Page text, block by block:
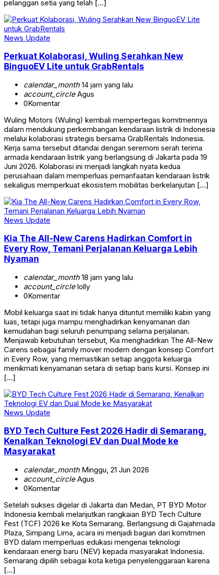
pelanggan setia yang telah […]
News Update
Perkuat Kolaborasi, Wuling Serahkan New
BinguoEV Lite untuk GrabRentals
calendar_month14 jam yang lalu
account_circleAgus
0Komentar
Wuling Motors (Wuling) kembali mempertegas komitmennya
dalam mendukung perkembangan kendaraan listrik di Indonesia
melalui kolaborasi strategis bersama GrabRentals Indonesia.
Kerja sama tersebut ditandai dengan seremoni serah terima
armada kendaraan listrik yang berlangsung di Jakarta pada 19
Juni 2026. Kolaborasi ini menjadi langkah nyata kedua
perusahaan dalam memperluas pemanfaatan kendaraan listrik
sekaligus memperkuat ekosistem mobilitas berkelanjutan […]
News Update
Kia The All-New Carens Hadirkan Comfort in
Every Row, Temani Perjalanan Keluarga Lebih
Nyaman
calendar_month18 jam yang lalu
account_circlelolly
0Komentar
Mobil keluarga saat ini tidak hanya dituntut memiliki kabin yang
luas, tetapi juga mampu menghadirkan kenyamanan dan
kemudahan bagi seluruh penumpang selama perjalanan.
Menjawab kebutuhan tersebut, Kia menghadirkan The All-New
Carens sebagai family mover modern dengan konsep Comfort
in Every Row, yang memastikan setiap anggota keluarga
menikmati kenyamanan setara di setiap baris kursi. Konsep ini
[…]
News Update
BYD Tech Culture Fest 2026 Hadir di Semarang,
Kenalkan Teknologi EV dan Dual Mode ke
Masyarakat
calendar_monthMinggu, 21 Jun 2026
account_circleAgus
0Komentar
Setelah sukses digelar di Jakarta dan Medan, PT BYD Motor
Indonesia kembali melanjutkan rangkaian BYD Tech Culture
Fest (TCF) 2026 ke Kota Semarang. Berlangsung di Gajahmada
Plaza, Simpang Lima, acara ini menjadi bagian dari komitmen
BYD dalam memperluas edukasi mengenai teknologi
kendaraan energi baru (NEV) kepada masyarakat Indonesia.
Semarang dipilih sebagai kota ketiga penyelenggaraan karena
[…]